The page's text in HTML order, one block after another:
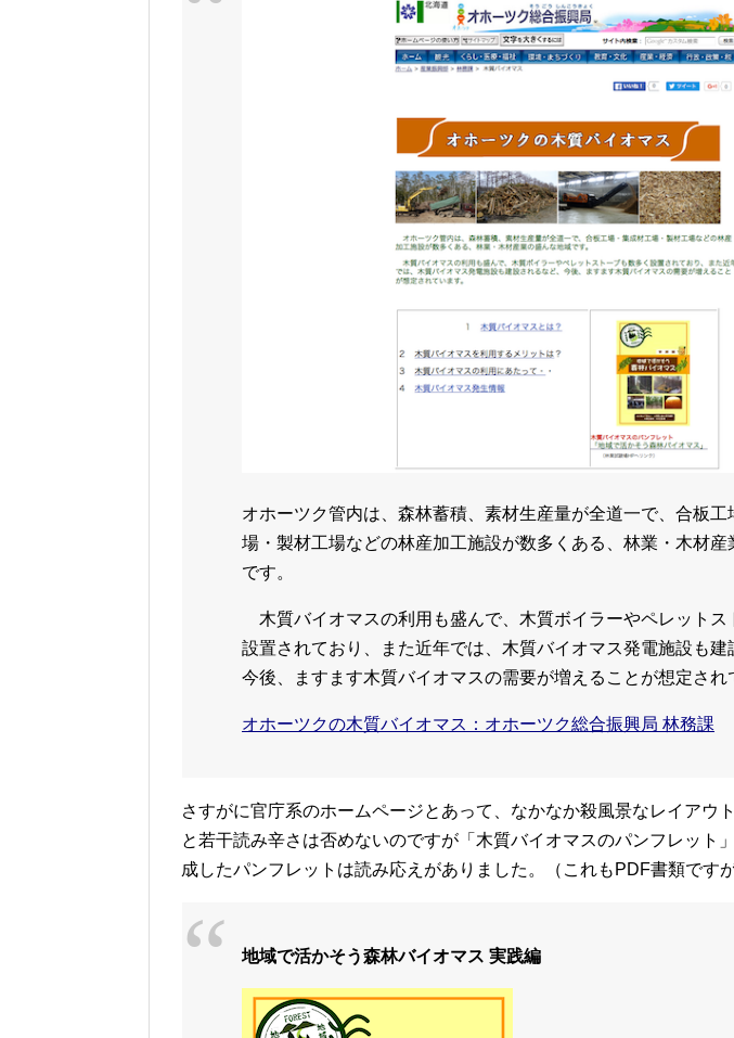
オホーツク管内は、森林蓄積、素材生産量が全道一で、合板工
場・製材工場などの林産加工施設が数多くある、林業・木材産
です。
木質バイオマスの利用も盛んで、木質ボイラーやペレットス
設置されており、また近年では、木質バイオマス発電施設も建
今後、ますます木質バイオマスの需要が増えることが想定され
オホーツクの木質バイオマス：オホーツク総合振興局 林務課
さすがに官庁系のホームページとあって、なかなか殺風景なレイアウ
と若干読み辛さは否めないのですが「木質バイオマスのパンフレット
成したパンフレットは読み応えがありました。（これもPDF書類ですが
地域で活かそう森林バイオマス 実践編